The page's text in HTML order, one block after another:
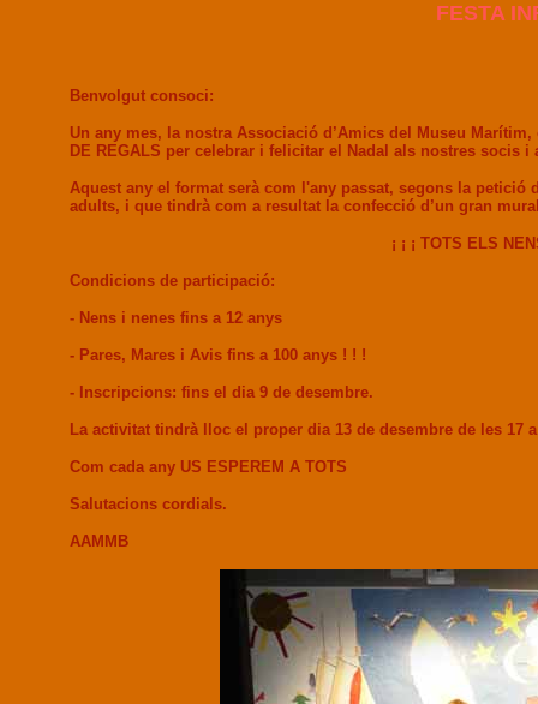
FESTA
Benvolgut consoci:
Un any mes, la nostra Associació d’Amics del Museu
DE REGALS per celebrar i felicitar el Nadal als nostres socis
Aquest any el format serà com l'any passat, segons la
adults, i que tindrà com a resultat la confecció d’un gran
¡ ¡ ¡ TOTS ELS
Condicions de participació:
- Nens i nenes fins a 12 anys
- Pares, Mares i Avis fins a 100 anys ! ! !
- Inscripcions: fins el dia 9 de desembre.
La activitat tindrà lloc el proper dia 13 de desembre de les
Com cada any US ESPEREM A TOTS
Salutacions cordials.
AAMMB